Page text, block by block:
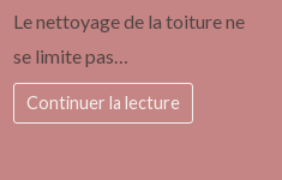
Le nettoyage de la toiture ne
se limite pas…
Continuer la lecture